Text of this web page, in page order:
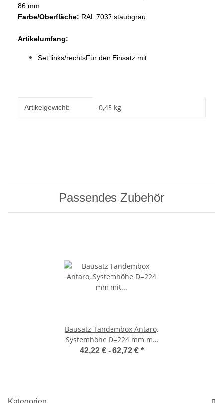
86 mm
Farbe/Oberfläche: RAL 7037 staubgrau
Artikelumfang:
Set links/rechtsFür den Einsatz mit
Produkteigenschaft
Wert
Artikelgewicht: 0,45 kg
Passendes Zubehör
Bausatz Tandembox Antaro,
Systemhöhe D=224 mm mit
Reling, mit Blumotion,
42,22 € - 62,72 € *
Kategorien